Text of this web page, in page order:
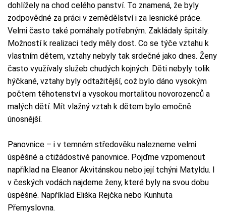
dohlížely na chod celého panství. To znamená, že byly
zodpovědné za práci v zemědělství i za lesnické práce.
Velmi často také pomáhaly potřebným. Zakládaly špitály.
Možností k realizaci tedy měly dost. Co se týče vztahu k
vlastním dětem, vztahy nebyly tak srdečné jako dnes. Ženy
často využívaly služeb chudých kojných. Děti nebyly tolik
hýčkané, vztahy byly odtažitější, což bylo dáno vysokým
počtem těhotenství a vysokou mortalitou novorozenců a
malých dětí. Mít vlažný vztah k dětem bylo emočně
únosnější.
Panovnice – i v temném středověku nalezneme velmi
úspěšné a ctižádostivé panovnice. Pojďme vzpomenout
například na Eleanor Akvitánskou nebo její tchýni Matyldu. I
v českých vodách najdeme ženy, které byly na svou dobu
úspěšné. Například Eliška Rejčka nebo Kunhuta
Přemyslovna.